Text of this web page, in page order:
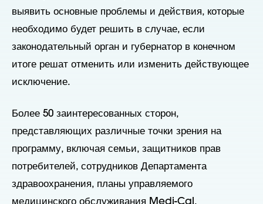
выявить основные проблемы и действия, которые
необходимо будет решить в случае, если
законодательный орган и губернатор в конечном
итоге решат отменить или изменить действующее
исключение.
Более 50 заинтересованных сторон,
представляющих различные точки зрения на
программу, включая семьи, защитников прав
потребителей, сотрудников Департамента
здравоохранения, планы управляемого
медицинского обслуживания Medi-Cal,